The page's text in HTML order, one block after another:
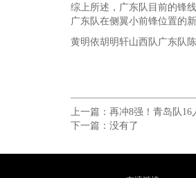
综上所述，广东队目前的锋
广东队在侧翼小前锋位置的新
黄明依胡明轩山西队广东队
上一篇： 再冲8强！青岛队
下一篇：没有了